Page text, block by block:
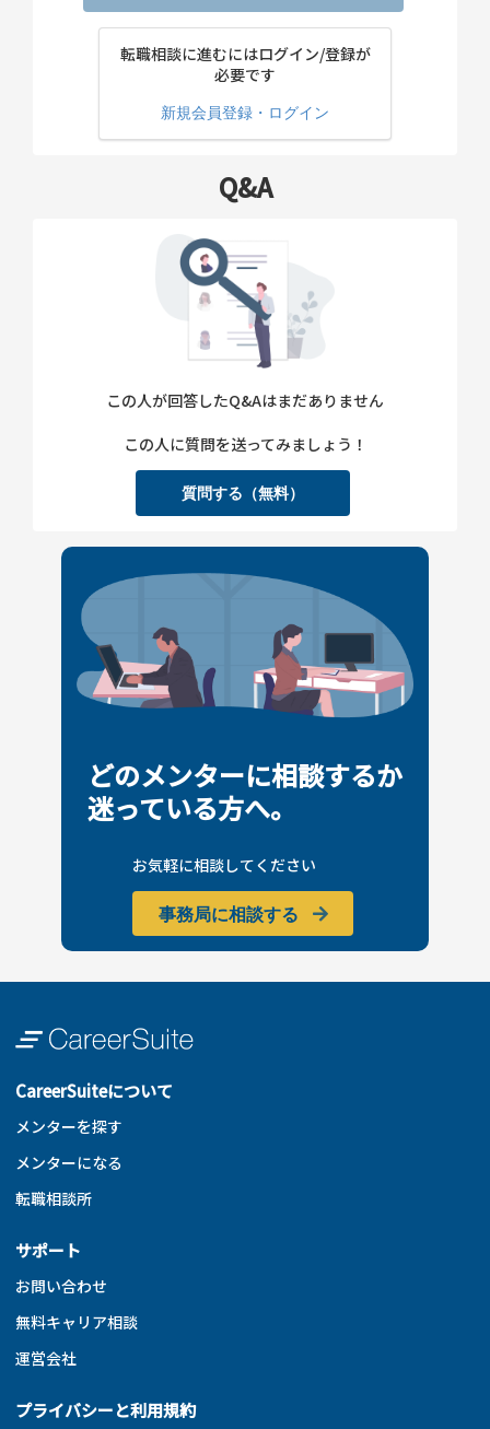
転職相談に進むにはログイン/登録が
必要です
新規会員登録・ログイン
Q&A
この人が回答したQ&Aはまだありません
この人に質問を送ってみましょう！
質問する（無料）
どのメンターに相談するか
迷っている方へ。
お気軽に相談してください
事務局に相談する
CareerSuiteについて
メンターを探す
メンターになる
転職相談所
サポート
お問い合わせ
無料キャリア相談
運営会社
プライバシーと利用規約